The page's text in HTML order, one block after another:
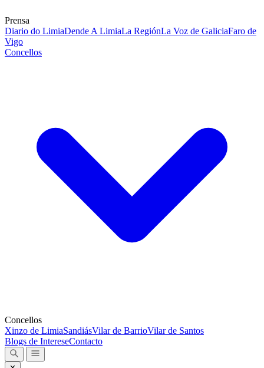
Prensa
Diario do LimiaDende A LimiaLa RegiónLa Voz de GaliciaFaro de
Vigo
Concellos
Concellos
Xinzo de LimiaSandiásVilar de BarrioVilar de Santos
Blogs de IntereseContacto